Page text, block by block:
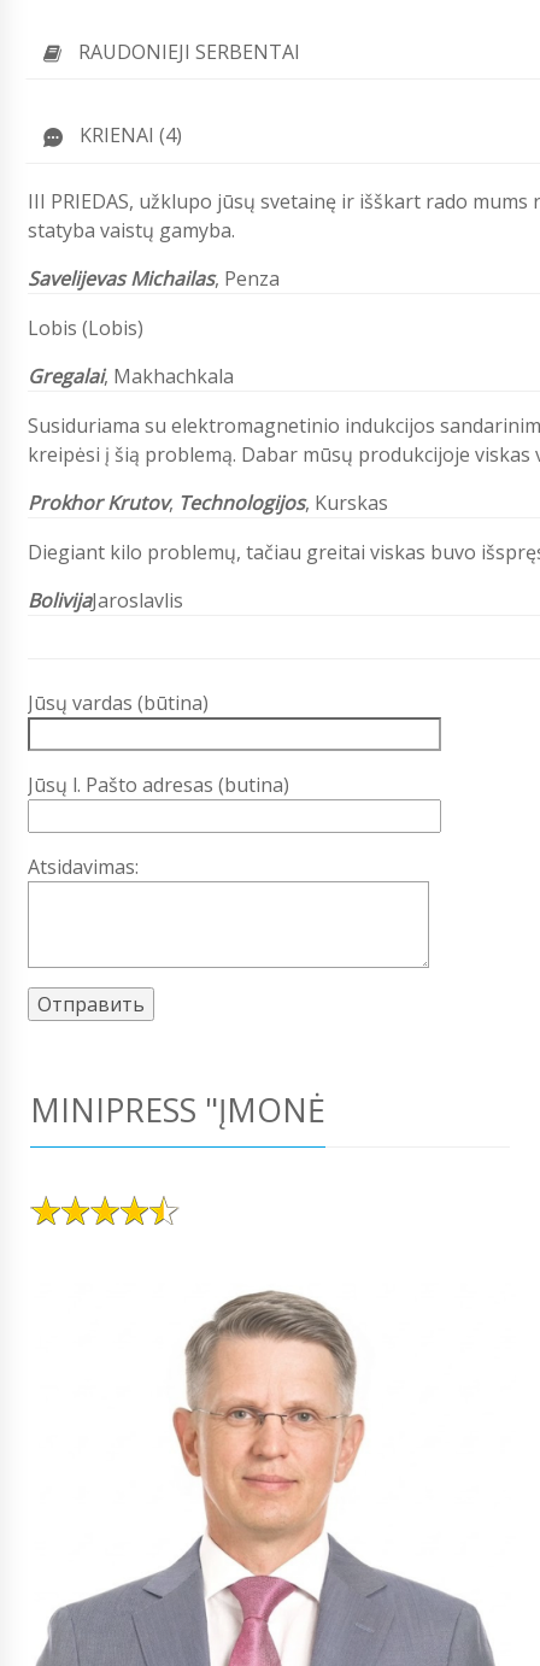
RAUDONIEJI SERBENTAI
KRIENAI (4)
III PRIEDAS, užklupo jūsų svetainę ir išškart rado
statyba vaistų gamyba.
Savelijevas Michailas, Penza
Lobis (Lobis)
Gregalai, Makhachkala
Susiduriama su elektromagnetinio indukcijos
kreipėsi į šią problemą. Dabar mūsų produkcijoje viskas
Prokhor Krutov, Technologijos, Kurskas
Diegiant kilo problemų, tačiau greitai viskas buvo
BolivijaJaroslavlis
Jūsų vardas (būtina)
Jūsų l. Pašto adresas (butina)
Atsidavimas:
MINIPRESS "ĮMONĖ